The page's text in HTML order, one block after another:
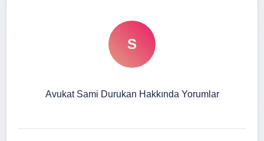
S
Avukat Sami Durukan Hakkında Yorumlar